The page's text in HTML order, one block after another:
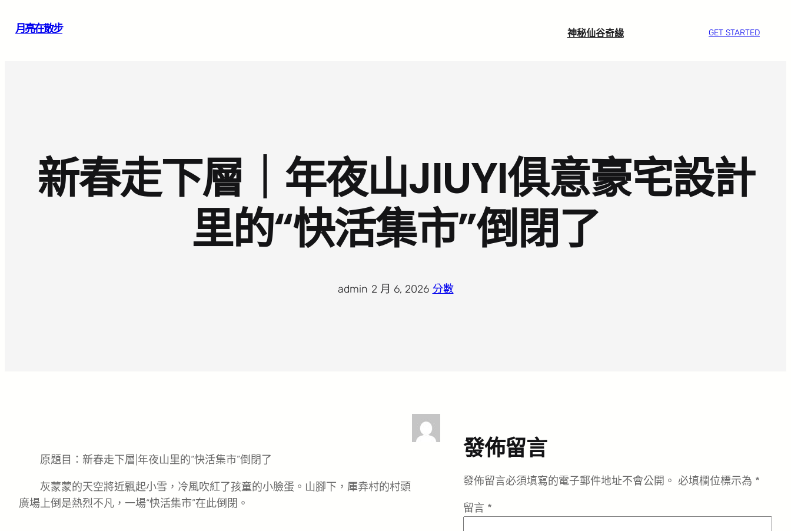
月亮在散步 神秘仙谷奇緣 GET STARTED
新春走下層｜年夜山JIUYI俱意豪宅設計
里的“快活集市”倒閉了
admin 2 月 6, 2026· 分數
原題目：新春走下層|年夜山里的“快活集市”倒閉了
灰蒙蒙的天空將近飄起小雪，冷風吹紅了孩童的小臉蛋。山腳下，厙弆村的村頭
廣場上倒是熱烈不凡，一場“快活集市”在此倒閉。
發佈留言
發佈留言必須填寫的電子郵件地址不會公開。 必填欄位標示為 *
留言 *